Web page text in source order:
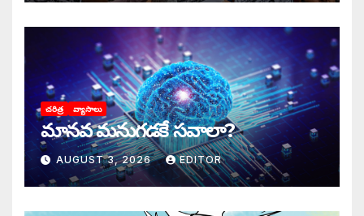
చరిత్ర వ్యాసాలు
మానవ మనుగడకే సవాలా?
AUGUST 3, 2026 EDITOR